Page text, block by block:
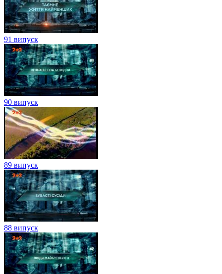
91 випуск
90 випуск
89 випуск
88 випуск